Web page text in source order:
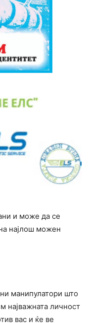
и може да се
најлош можен
манипулатори што
најважната личност
вас и ќе ве